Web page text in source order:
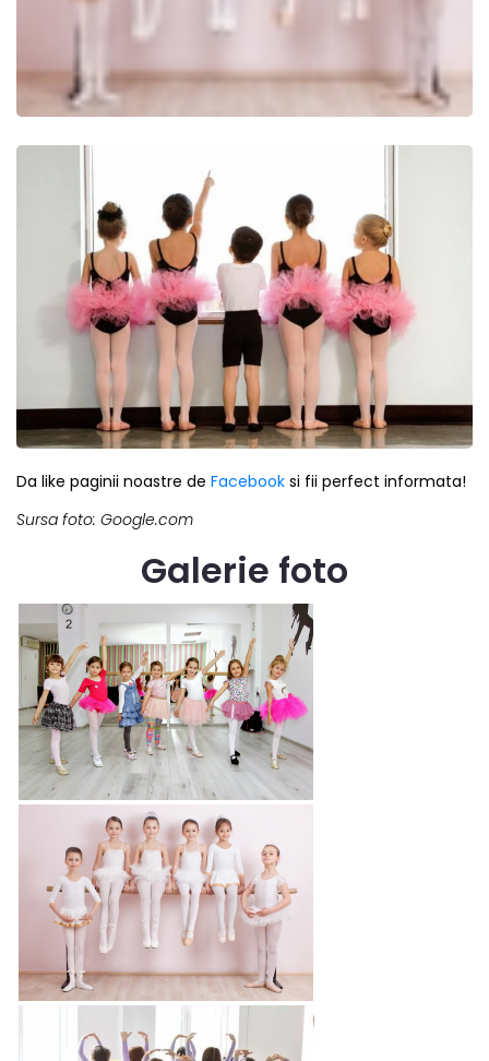
Da like paginii noastre de Facebook si fii perfect informata!
Sursa foto: Google.com
Galerie foto